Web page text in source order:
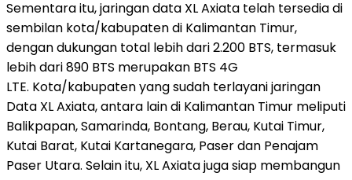
Sementara itu, jaringan data XL Axiata telah tersedia di
sembilan kota/kabupaten di Kalimantan Timur,
dengan dukungan total lebih dari 2.200 BTS, termasuk
lebih dari 890 BTS merupakan BTS 4G
LTE. Kota/kabupaten yang sudah terlayani jaringan
Data XL Axiata, antara lain di Kalimantan Timur meliputi
Balikpapan, Samarinda, Bontang, Berau, Kutai Timur,
Kutai Barat, Kutai Kartanegara, Paser dan Penajam
Paser Utara. Selain itu, XL Axiata juga siap membangun